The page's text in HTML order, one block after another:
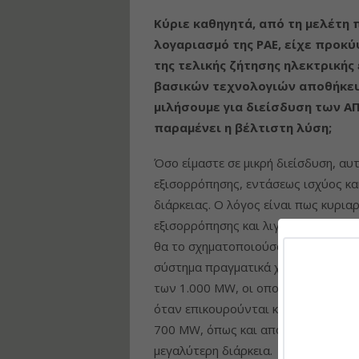
Κύριε καθηγητά, από τη μελέτη
λογαριασμό της ΡΑΕ, είχε
της τελικής ζήτησης
βασικών τεχνολογιών
μιλήσουμε για διείσδυση των
παραμένει η βέλτιστη λύση;
Όσο είμαστε σε μικρή διείσδυση,
εξισορρόπησης, εντάσεως ισχύος
διάρκειας. Ο λόγος είναι πως
εξισορρόπησης και λιγότερο οι
θα το σχηματοποιούσα σε
σύστημα πραγματικά χρειάζεται
των 1.000 MW, οι οποίες θα
όταν επικουρούνται και από ένα
700 MW, όπως και από τους
μεγαλύτερη διάρκεια.